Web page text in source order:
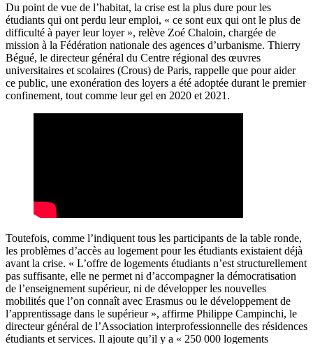
Du point de vue de l’habitat, la crise est la plus dure pour les
étudiants qui ont perdu leur emploi, « ce sont eux qui ont le plus de
difficulté à payer leur loyer », relève Zoé Chaloin, chargée de
mission à la Fédération nationale des agences d’urbanisme. Thierry
Bégué, le directeur général du Centre régional des œuvres
universitaires et scolaires (Crous) de Paris, rappelle que pour aider
ce public, une exonération des loyers a été adoptée durant le premier
confinement, tout comme leur gel en 2020 et 2021.
Toutefois, comme l’indiquent tous les participants de la table ronde,
les problèmes d’accès au logement pour les étudiants existaient déjà
avant la crise. « L’offre de logements étudiants n’est structurellement
pas suffisante, elle ne permet ni d’accompagner la démocratisation
de l’enseignement supérieur, ni de développer les nouvelles
mobilités que l’on connaît avec Erasmus ou le développement de
l’apprentissage dans le supérieur », affirme Philippe Campinchi, le
directeur général de l’Association interprofessionnelle des résidences
étudiants et services. Il ajoute qu’il y a « 250 000 logements